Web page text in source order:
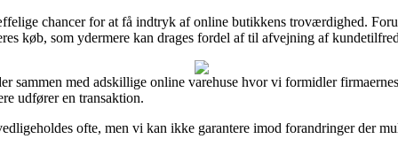
chancer for at få indtryk af online butikkens troværdighed.
køb, som ydermere kan drages fordel af til afvejning af
sammen med adskillige online varehuse hvor vi formidler
udfører en transaktion.
ofte, men vi kan ikke garantere imod forandringer der